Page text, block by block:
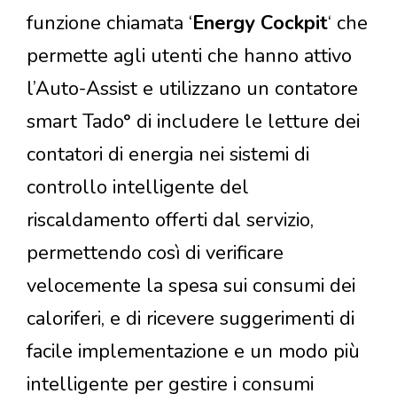
funzione chiamata ‘Energy Cockpit‘ che
permette agli utenti che hanno attivo
l’Auto-Assist e utilizzano un contatore
smart Tado° di includere le letture dei
contatori di energia nei sistemi di
controllo intelligente del
riscaldamento offerti dal servizio,
permettendo così di verificare
velocemente la spesa sui consumi dei
caloriferi, e di ricevere suggerimenti di
facile implementazione e un modo più
intelligente per gestire i consumi